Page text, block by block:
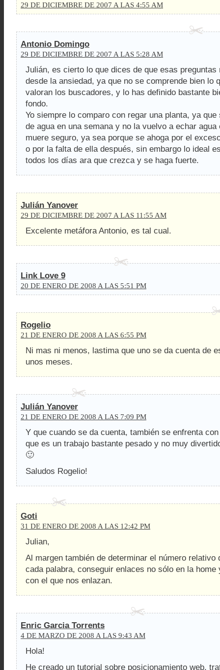
29 DE DICIEMBRE DE 2007 A LAS 4:55 AM
Antonio Domingo
29 DE DICIEMBRE DE 2007 A LAS 5:28 AM
Julián, es cierto lo que dices de que esas preguntas
desde la ansiedad, ya que no se comprende bien lo
valoran los buscadores, y lo has definido bastante
fondo.
Yo siempre lo comparo con regar una planta, ya
de agua en una semana y no la vuelvo a echar agua
muere seguro, ya sea porque se ahoga por el
o por la falta de ella después, sin embargo lo ideal
todos los días ara que crezca y se haga fuerte.
Julián Yanover
29 DE DICIEMBRE DE 2007 A LAS 11:55 AM
Excelente metáfora Antonio, es tal cual.
Link Love 9
20 DE ENERO DE 2008 A LAS 5:51 PM
Rogelio
21 DE ENERO DE 2008 A LAS 6:55 PM
Ni mas ni menos, lastima que uno se da cuenta de
unos meses.
Julián Yanover
21 DE ENERO DE 2008 A LAS 7:09 PM
Y que cuando se da cuenta, también se enfrenta
que es un trabajo bastante pesado y no muy
🙂
Saludos Rogelio!
Goti
31 DE ENERO DE 2008 A LAS 12:42 PM
Julian,
Al margen también de determinar el número relativo
cada palabra, conseguir enlaces no sólo en la
con el que nos enlazan.
Enric Garcia Torrents
4 DE MARZO DE 2008 A LAS 9:43 AM
Hola!
He creado un tutorial sobre posicionamiento web,